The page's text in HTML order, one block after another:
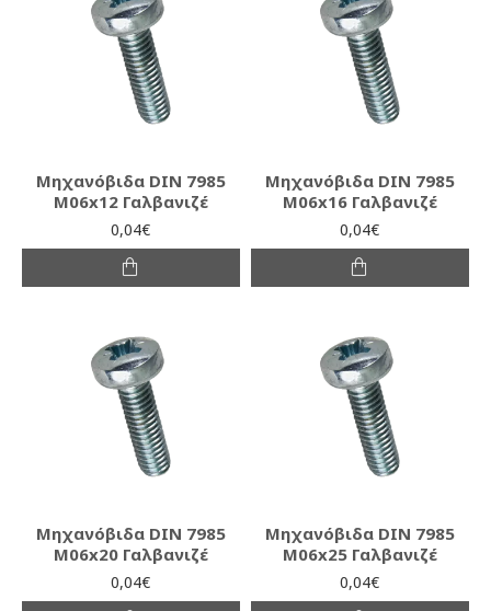
Μηχανόβιδα DIN 7985
M06x12 Γαλβανιζέ
0,04€
Μηχανόβιδα DIN 7985
M06x16 Γαλβανιζέ
0,04€
Μηχανόβιδα DIN 7985
M06x20 Γαλβανιζέ
0,04€
Μηχανόβιδα DIN 7985
M06x25 Γαλβανιζέ
0,04€